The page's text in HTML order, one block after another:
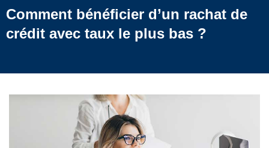
Comment bénéficier d’un rachat de
crédit avec taux le plus bas ?